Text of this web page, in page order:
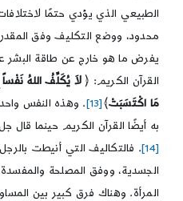
الطبيعي الذي يؤدي حتمًا
محدود، ووضع التكليف وفق
يفرض ما هو خارج عن طاقة البشر
القرآن الكريم: ﴿ لاَ يُكَلِّفُ اللهُ
مَا اكْتَسَبَتْ﴾[13]
. وهذه النفس
به أيضًا القرآن الكريم حينما قال
[14]
. فالتكاليف التي أنيطت
الجسدية، ووفق المصلحة
المرأة. وهناك فرق كبير بين